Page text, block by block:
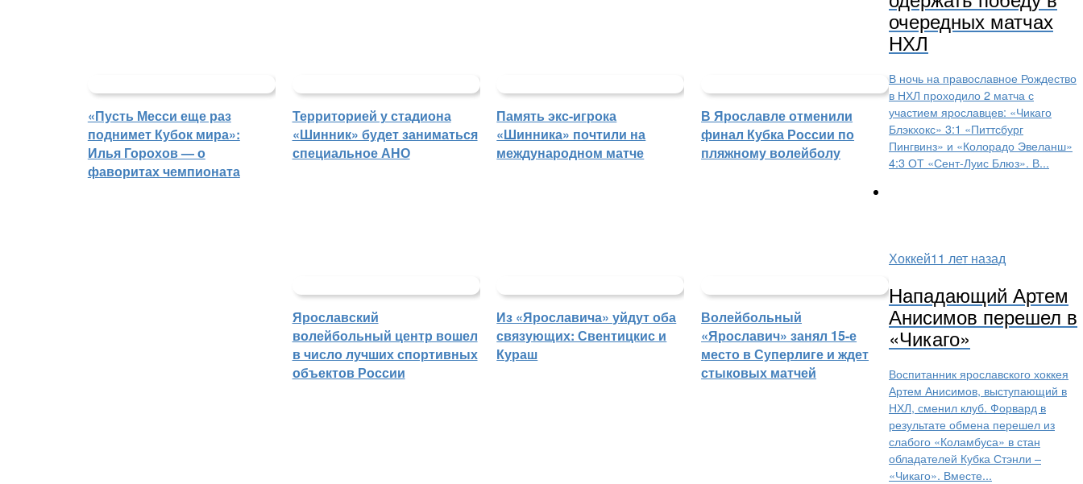
«Пусть Месси еще раз
поднимет Кубок мира»:
Илья Горохов — о
фаворитах чемпионата
Территорией у стадиона
«Шинник» будет заниматься
специальное АНО
Память экс-игрока
«Шинника» почтили на
международном матче
В Ярославле отменили
финал Кубка России по
пляжному волейболу
Ярославский
волейбольный центр вошел
в число лучших спортивных
объектов России
Из «Ярославича» уйдут оба
связующих: Свентицкис и
Кураш
Волейбольный
«Ярославич» занял 15-е
место в Суперлиге и ждет
стыковых матчей
очередных матчах
НХЛ
В ночь на православное Рождество
в НХЛ проходило 2 матча с
участием ярославцев: «Чикаго
Блэкхокс» 3:1 «Питтсбург
Пингвинз» и «Колорадо Эвеланш»
4:3 ОТ «Сент-Луис Блюз». В...
Хоккей11 лет назад
Нападающий Артем
Анисимов перешел в
«Чикаго»
Воспитанник ярославского хоккея
Артем Анисимов, выступающий в
НХЛ, сменил клуб. Форвард в
результате обмена перешел из
слабого «Коламбуса» в стан
обладателей Кубка Стэнли –
«Чикаго». Вместе...